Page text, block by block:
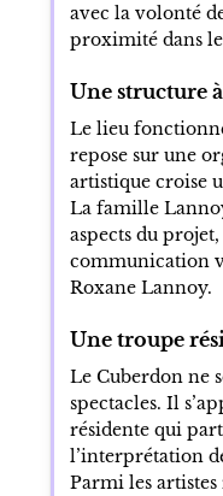
avec la volonté
proximité dans
Une structure
Le lieu
repose sur une
artistique croise
La famille
aspects du
communication
Roxane Lannoy.
Une troupe
Le Cuberdon ne
spectacles. Il
résidente qui
l’interprétation
Parmi les artistes